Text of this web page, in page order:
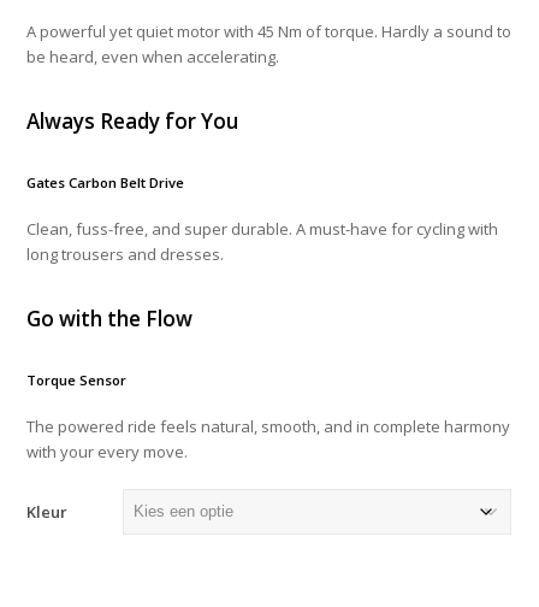
A powerful yet quiet motor with 45 Nm of torque. Hardly a sound to
be heard, even when accelerating.
Always Ready for You
Gates Carbon Belt Drive
Clean, fuss-free, and super durable. A must-have for cycling with
long trousers and dresses.
Go with the Flow
Torque Sensor
The powered ride feels natural, smooth, and in complete harmony
with your every move.
Kleur